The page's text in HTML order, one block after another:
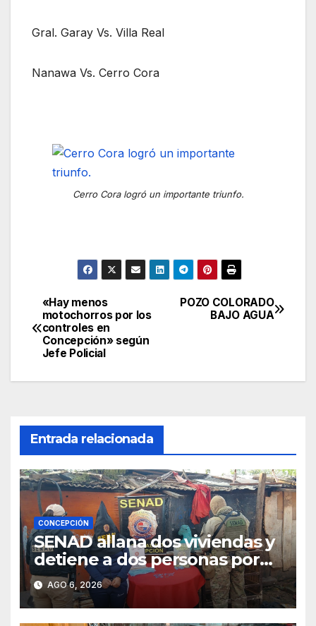
Gral. Garay Vs. Villa Real
Nanawa Vs. Cerro Cora
Cerro Cora logró un importante triunfo.
Navegación
de
POZO COLORADO
BAJO AGUA
«Hay menos
motochorros por los
controles en
Concepción» según
Jefe Policial
Entrada relacionada
CONCEPCIÓN
SENAD allana dos viviendas y
detiene a dos personas por
presunto microtráfico en
Concepción
AGO 6, 2026